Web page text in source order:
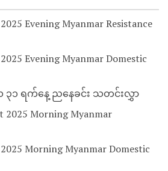
Evening Myanmar Resistance
Evening Myanmar Domestic
၁ ရက်နေ့ ညနေခင်း သတင်းလွှာ
2025 Morning Myanmar
Morning Myanmar Domestic